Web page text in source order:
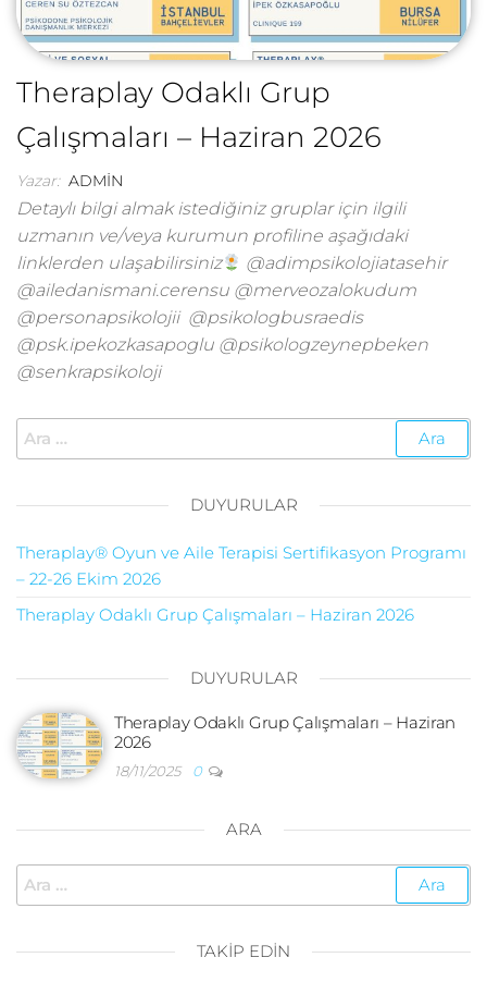
Theraplay Odaklı Grup
Çalışmaları – Haziran 2026
Yazar: ADMIN
Detaylı bilgi almak istediğiniz gruplar için ilgili
uzmanın ve/veya kurumun profiline aşağıdaki
linklerden ulaşabilirsiniz
@adimpsikolojiatasehir
@ailedanismani.cerensu @merveozalokudum
@personapsikolojii @psikologbusraedis
@psk.ipekozkasapoglu @psikologzeynepbeken
@senkrapsikoloji
Arama:
DUYURULAR
Theraplay® Oyun ve Aile Terapisi Sertifikasyon Programı
– 22-26 Ekim 2026
Theraplay Odaklı Grup Çalışmaları – Haziran 2026
DUYURULAR
Theraplay Odaklı Grup Çalışmaları – Haziran
2026
18/11/2025 0
ARA
Arama:
TAKIP EDIN